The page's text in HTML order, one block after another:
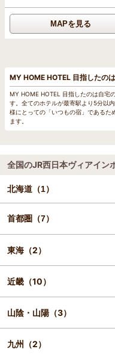
MAPを見る
MY HOME HOTEL 目指したの
MY HOME HOTEL 目指したのは自宅
す。全てのホテルが最寄駅より5分以
様にとっての「いつもの宿」であるた
ます。
全国のJR西日本ヴィアイン
北海道（1）
首都圏（7）
東京（7）
東海（2）
愛知（2）
近畿（10）
京都（2）
大阪（8）
山陰・山陽（3）
岡山（1）
九州（2）